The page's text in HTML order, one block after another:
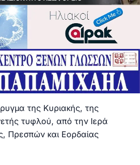
της Κυριακής, της
τυφλού, από την Ιερά
Πρεσπών και Εορδαίας